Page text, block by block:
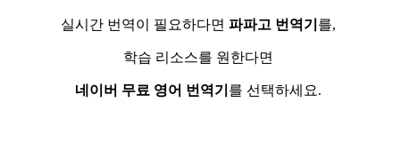
실시간 번역이 필요하다면 파파고 번역기 를,
학습 리소스를 원한다면
네이버 무료 영어 번역기 를 선택하세요.